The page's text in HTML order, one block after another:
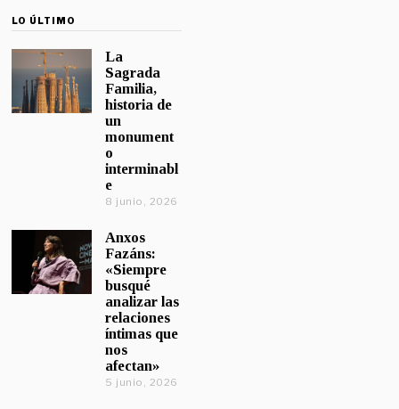
LO ÚLTIMO
La
Sagrada
Familia,
historia de
un
monument
o
interminabl
e
8 junio, 2026
Anxos
Fazáns:
«Siempre
busqué
analizar las
relaciones
íntimas que
nos
afectan»
5 junio, 2026